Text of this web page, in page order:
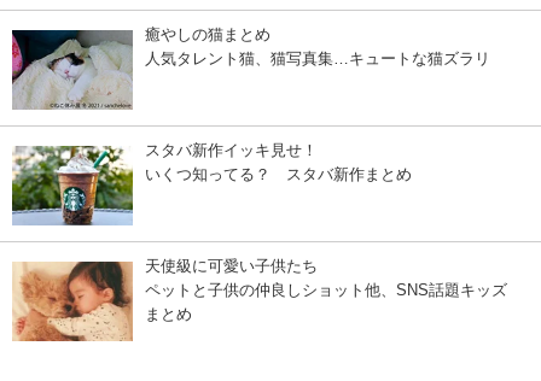
癒やしの猫まとめ
人気タレント猫、猫写真集…キュートな猫ズラリ
スタバ新作イッキ見せ！
いくつ知ってる？ スタバ新作まとめ
天使級に可愛い子供たち
ペットと子供の仲良しショット他、SNS話題キッズ
まとめ